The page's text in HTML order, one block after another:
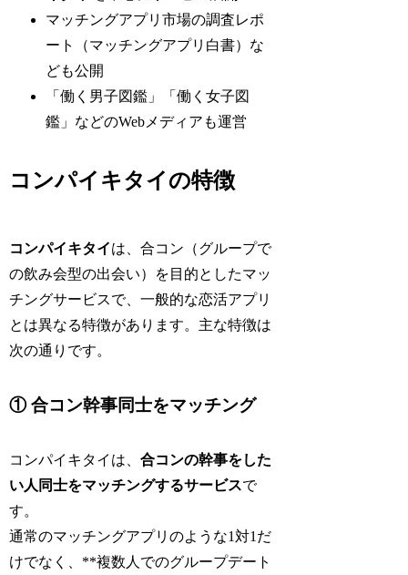
マッチングアプリ市場の調査レポ
ート（マッチングアプリ白書）な
ども公開
「働く男子図鑑」「働く女子図
鑑」などのWebメディアも運営
コンパイキタイの特徴
コンパイキタイは、合コン（グループで
の飲み会型の出会い）を目的としたマッ
チングサービスで、一般的な恋活アプリ
とは異なる特徴があります。主な特徴は
次の通りです。
① 合コン幹事同士をマッチング
コンパイキタイは、合コンの幹事をした
い人同士をマッチングするサービスで
す。
通常のマッチングアプリのような1対1だ
けでなく、**複数人でのグループデート